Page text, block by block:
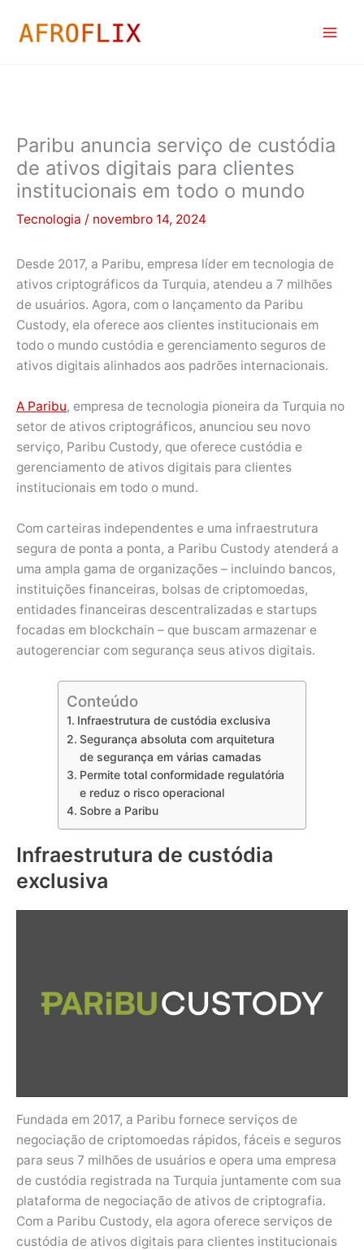
para
Paribu anuncia serviço de custódia
de ativos digitais para clientes
institucionais em todo o mundo
Tecnologia / novembro 14, 2024
Desde 2017, a Paribu, empresa líder em tecnologia de
ativos criptográficos da Turquia, atendeu a 7 milhões
de usuários. Agora, com o lançamento da Paribu
Custody, ela oferece aos clientes institucionais em
todo o mundo custódia e gerenciamento seguros de
ativos digitais alinhados aos padrões internacionais.
A Paribu, empresa de tecnologia pioneira da Turquia no
setor de ativos criptográficos, anunciou seu novo
serviço, Paribu Custody, que oferece custódia e
gerenciamento de ativos digitais para clientes
institucionais em todo o mund.
Com carteiras independentes e uma infraestrutura
segura de ponta a ponta, a Paribu Custody atenderá a
uma ampla gama de organizações – incluindo bancos,
instituições financeiras, bolsas de criptomoedas,
entidades financeiras descentralizadas e startups
focadas em blockchain – que buscam armazenar e
autogerenciar com segurança seus ativos digitais.
Conteúdo
Infraestrutura de custódia exclusiva
Segurança absoluta com arquitetura
de segurança em várias camadas
Permite total conformidade regulatória
e reduz o risco operacional
Sobre a Paribu
Infraestrutura de custódia
exclusiva
Fundada em 2017, a Paribu fornece serviços de
negociação de criptomoedas rápidos, fáceis e seguros
para seus 7 milhões de usuários e opera uma empresa
de custódia registrada na Turquia juntamente com sua
plataforma de negociação de ativos de criptografia.
Com a Paribu Custody, ela agora oferece serviços de
custódia de ativos digitais para clientes institucionais